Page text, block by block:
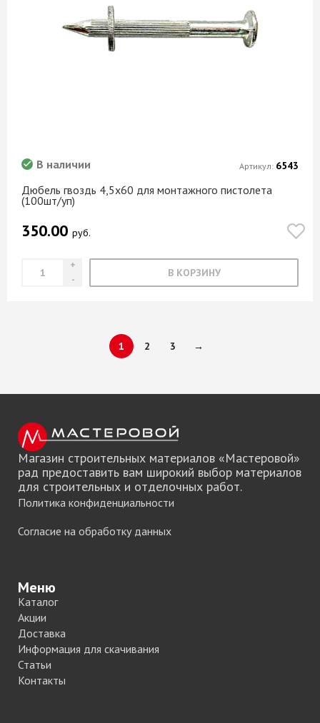
Дюбель гвоздь 4,5х60 для монтажного пистолета
(100шт/уп)
В наличии
350.00 руб.
В КОРЗИНУ
Артикул: 6543
1 2 3 →
Магазин строительных материалов «Мастеровой»
рад предоставить вам широкий выбор материалов
для строительных и отделочных работ.
Политика конфиденциальности
Согласие на обработку данных
Меню
Каталог
Акции
Доставка
Информация для скачивания
Статьи
Контакты